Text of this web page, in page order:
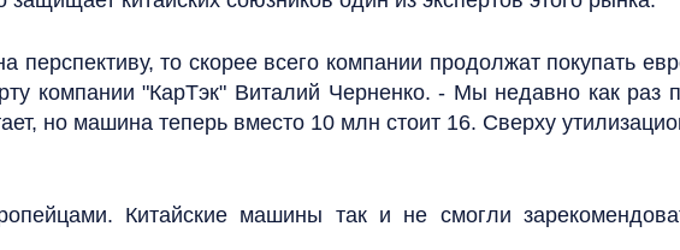
то скорее всего компании продолжат покупать
компании "КарТэк" Виталий Черненко. - Мы недавно как раз
но машина теперь вместо 10 млн стоит 16. Сверху
Китайские машины так и не смогли